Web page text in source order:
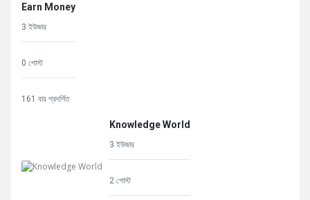
Earn Money
3 ইউজার
0 পোস্ট
161 বার প্রদর্শিত
Knowledge World
3 ইউজার
2 পোস্ট